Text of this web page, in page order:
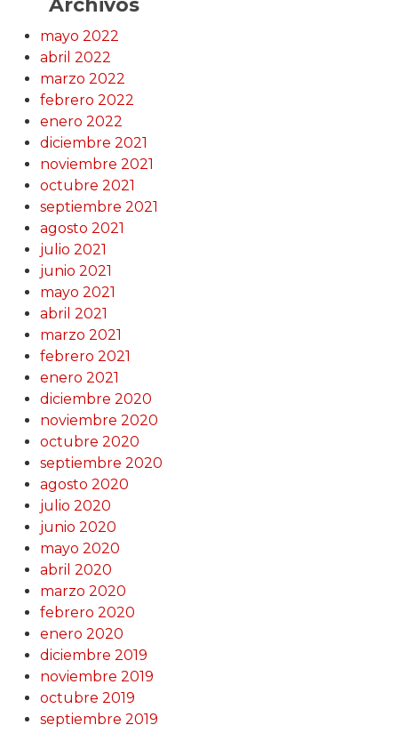
Archivos
mayo 2022
abril 2022
marzo 2022
febrero 2022
enero 2022
diciembre 2021
noviembre 2021
octubre 2021
septiembre 2021
agosto 2021
julio 2021
junio 2021
mayo 2021
abril 2021
marzo 2021
febrero 2021
enero 2021
diciembre 2020
noviembre 2020
octubre 2020
septiembre 2020
agosto 2020
julio 2020
junio 2020
mayo 2020
abril 2020
marzo 2020
febrero 2020
enero 2020
diciembre 2019
noviembre 2019
octubre 2019
septiembre 2019